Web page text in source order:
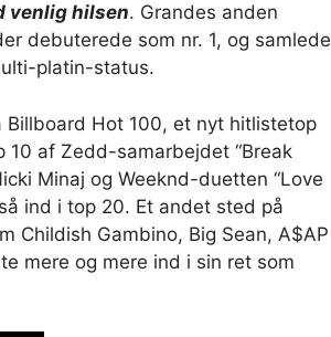
venlig hilsen. Grandes anden
debuterede som nr. 1, og samlede
platin-status.
Billboard Hot 100, et nyt hitlistetop
af Zedd-samarbejdet “Break
Minaj og Weeknd-duetten “Love
ind i top 20. Et andet sted på
Gambino, Big Sean, A$AP
mere og mere ind i sin ret som